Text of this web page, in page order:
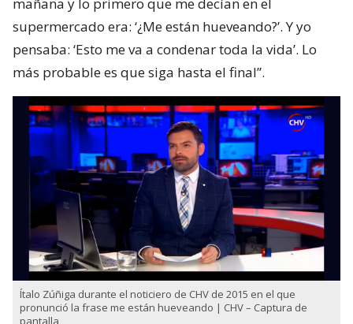
mañana y lo primero que me decían en el
supermercado era: ‘¿Me están hueveando?’. Y yo
pensaba: ‘Esto me va a condenar toda la vida’. Lo
más probable es que siga hasta el final”.
Ítalo Zúñiga durante el noticiero de CHV de 2015 en el que
pronunció la frase me están hueveando | CHV – Captura de
pantalla